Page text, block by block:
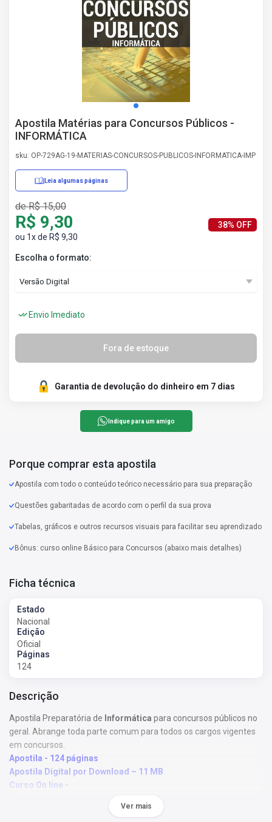
Apostila Matérias para Concursos Públicos -
INFORMÁTICA
sku: OP-729AG-19-MATERIAS-CONCURSOS-PUBLICOS-INFORMATICA-IMP
Leia algumas páginas
de R$ 15,00
R$ 9,30
ou 1x de R$ 9,30
38% OFF
Escolha o formato:
Envio Imediato
Fora de estoque
Garantia de devolução do dinheiro em 7 dias
Indique para um amigo
Porque comprar esta apostila
Apostila com todo o conteúdo teórico necessário para sua preparação
Questões gabaritadas de acordo com o perfil da sua prova
Tabelas, gráficos e outros recursos visuais para facilitar seu aprendizado
Bônus: curso online Básico para Concursos (abaixo mais detalhes)
Ficha técnica
Estado
Nacional
Edição
Oficial
Páginas
124
Descrição
Apostila Preparatória de Informática para concursos públicos no
geral. Abrange toda parte comum para todos os cargos vigentes
em concursos.
Apostila - 124 páginas
Apostila Digital por Download – 11 MB
Curso On line -
Ver mais